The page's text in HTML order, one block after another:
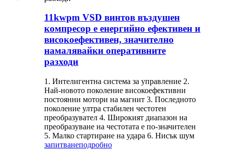
11kwpm VSD винтов въздушен
компресор е енергийно ефективен и
високоефективен, значително
намалявайки оперативните
разходи
1. Интелигентна система за управление 2.
Най-новото поколение високоефективни
постоянни мотори на магнит 3. Последното
поколение ултра стабилен честотен
преобразувател 4. Широкият диапазон на
преобразуване на честотата е по-значителен
5. Малко стартиране на удара 6. Нисък шум
запитванеподробно